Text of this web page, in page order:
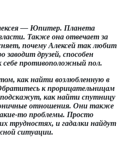
— Юпитер. Планета
Также она отвечает за
почему Алексей так любит
друзей, способен
себе противоположный пол.
как найти возлюбленную в
к прорицательницам
как найти спутницу
отношения. Они также
то проблемы. Просто
трудностях, и гадалки найдут
ситуации.